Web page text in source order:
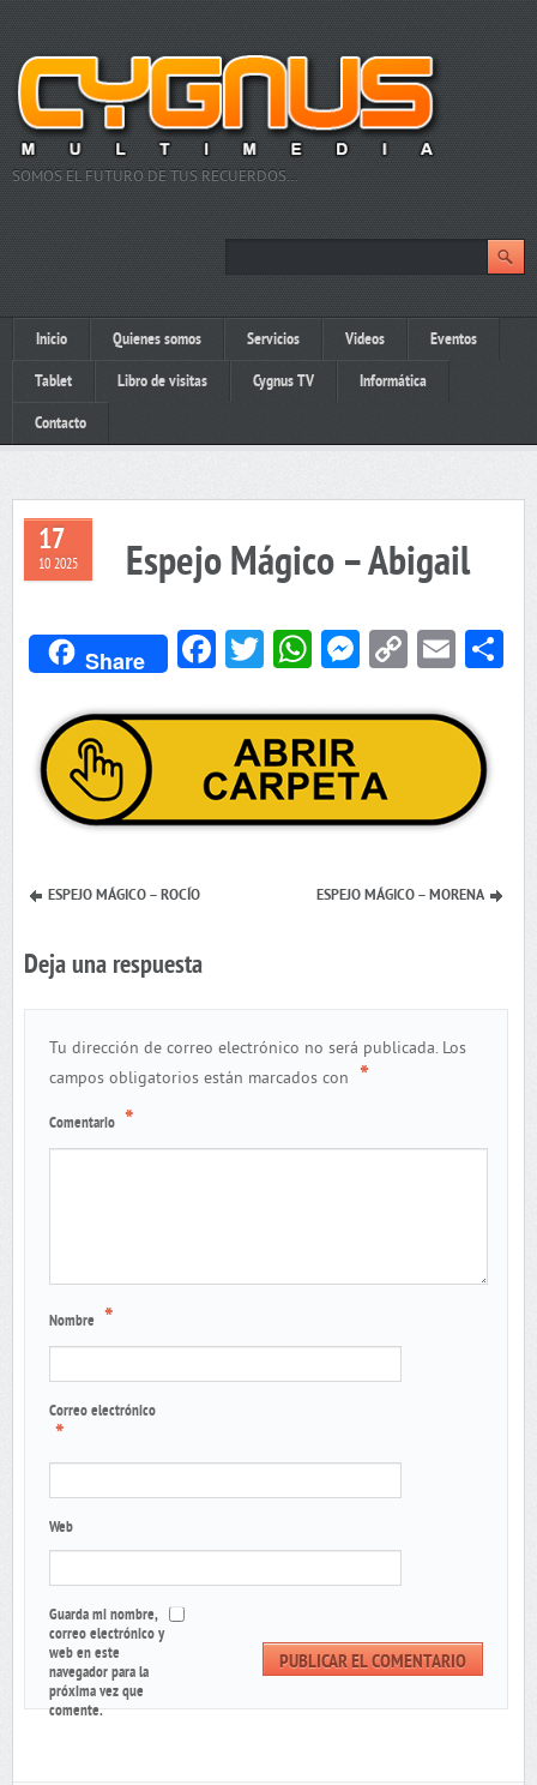
SOMOS EL FUTURO DE TUS RECUERDOS…
Inicio Quienes somos Servicios Videos Eventos
Tablet Libro de visitas Cygnus TV Informática
Contacto
17
10 2025 Espejo Mágico – Abigail
Share Facebook
Twitter
WhatsApp
Messenger
Copy
ESPEJO MÁGICO – ROCÍO ESPEJO MÁGICO – MORENA
Deja una respuesta
Tu dirección de correo electrónico no será publicada. Los
campos obligatorios están marcados con *
Comentario *
Nombre *
Correo electrónico
*
Web
Guarda mi nombre,
correo electrónico y
web en este
navegador para la
próxima vez que
comente.